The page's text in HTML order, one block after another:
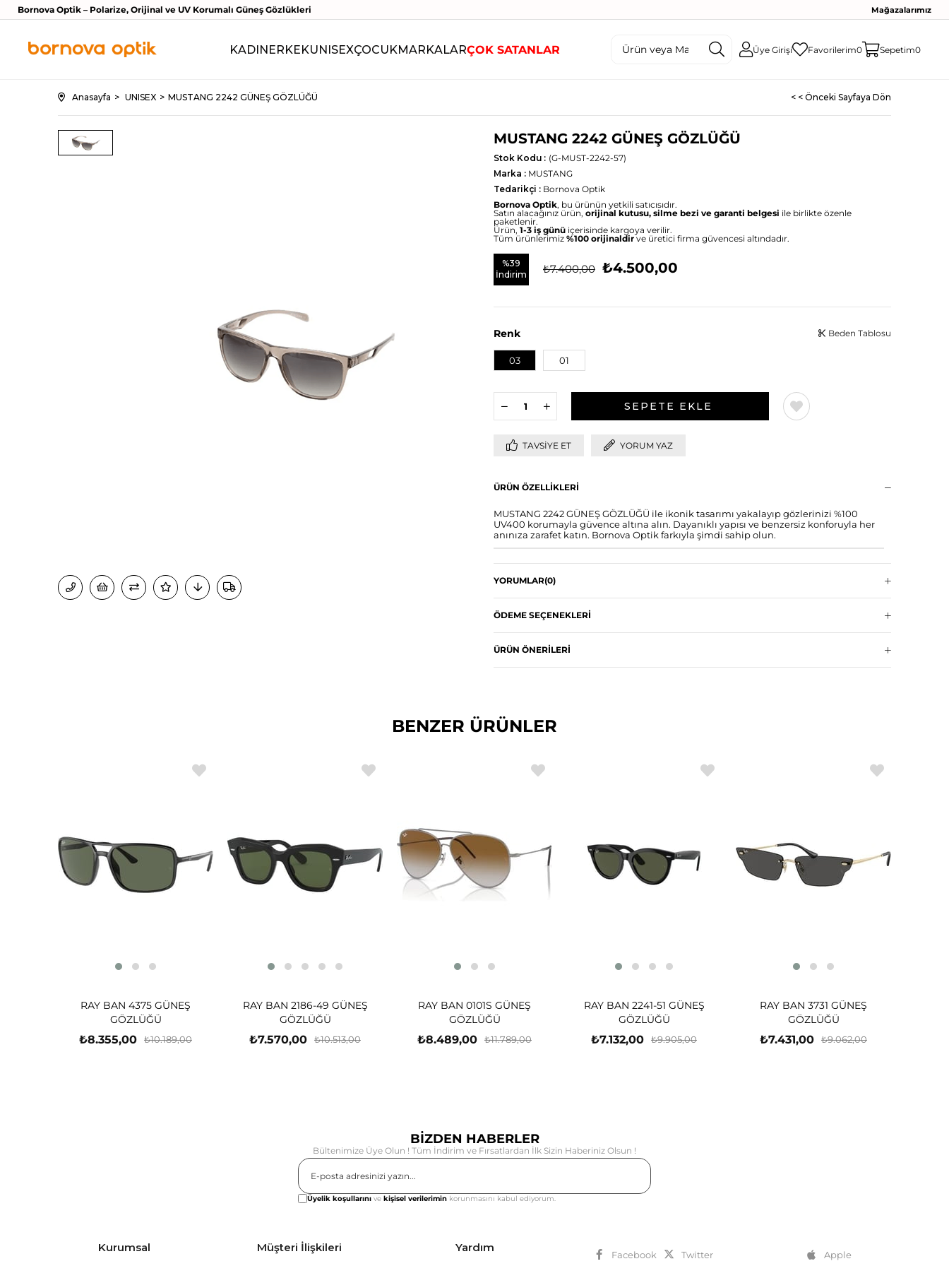
Bornova Optik – Polarize, Orijinal ve UV Korumalı Güneş Gözlükleri Mağazalarımız
KADINERKEKUNISEXÇOCUKMARKALARÇOK SATANLAR Üye Girişi Favorilerim0 Sepetim0
Anasayfa UNISEX MUSTANG 2242 GÜNEŞ GÖZLÜĞÜ < < Önceki Sayfaya Dön
MUSTANG 2242 GÜNEŞ GÖZLÜĞÜ
(G-MUST-2242-57)
Stok Kodu
Marka : MUSTANG
Tedarikçi : Bornova Optik
Bornova Optik, bu ürünün yetkili satıcısıdır.
Satın alacağınız ürün, orijinal kutusu, silme bezi ve garanti belgesi ile birlikte özenle
paketlenir.
Ürün, 1-3 iş günü içerisinde kargoya verilir.
Tüm ürünlerimiz %100 orijinaldirve üretici firma güvencesi altındadır.
%39
İndirim
₺7.400,00 ₺4.500,00
Renk
03 01
Beden Tablosu
TAVSIYE ET YORUM YAZ
ÜRÜN ÖZELLIKLERI
MUSTANG 2242 GÜNEŞ GÖZLÜĞÜ ile ikonik tasarımı yakalayıp gözlerinizi %100
UV400 korumayla güvence altına alın. Dayanıklı yapısı ve benzersiz konforuyla her
anınıza zarafet katın. Bornova Optik farkıyla şimdi sahip olun.
YORUMLAR(0)
ÖDEME SEÇENEKLERI
ÜRÜN ÖNERILERI
BENZER ÜRÜNLER
RAY BAN 4375 GÜNEŞ
GÖZLÜĞÜ
₺8.355,00 ₺10.189,00
RAY BAN 2186-49 GÜNEŞ
GÖZLÜĞÜ
₺7.570,00 ₺10.513,00
RAY BAN 0101S GÜNEŞ
GÖZLÜĞÜ
₺8.489,00 ₺11.789,00
RAY BAN 2241-51 GÜNEŞ
GÖZLÜĞÜ
₺7.132,00 ₺9.905,00
RAY BAN 3731 GÜNEŞ
GÖZLÜĞÜ
₺7.431,00 ₺9.062,00
BİZDEN HABERLER
Bültenimize Üye Olun ! Tüm İndirim ve Fırsatlardan İlk Sizin Haberiniz Olsun !
Üyelik koşullarını ve kişisel verilerimin korunmasını kabul ediyorum.
Kurumsal Müşteri İlişkileri Yardım
Facebook Twitter Apple